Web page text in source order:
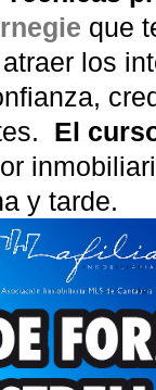
que
los
El
y tarde.